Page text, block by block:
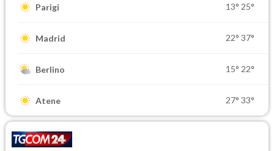
Parigi 13° 25°
Madrid 22° 37°
Berlino 15° 22°
Atene 27° 33°